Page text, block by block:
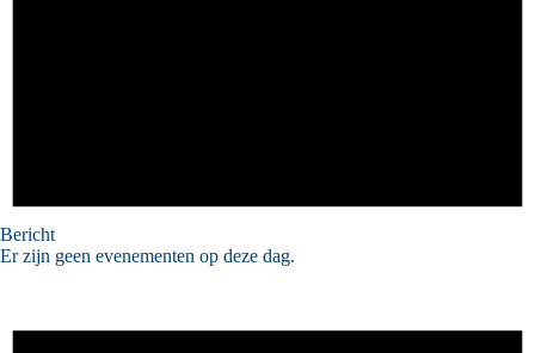
Bericht
Er zijn geen evenementen op deze dag.